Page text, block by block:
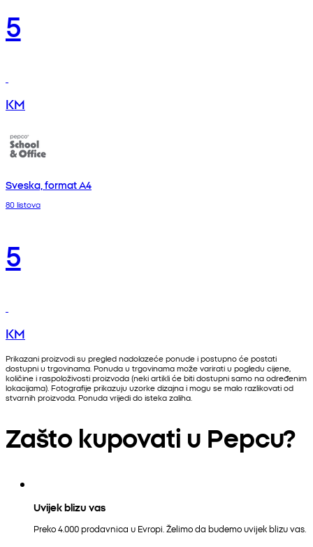
5
KM
Sveska, format A4
80 listova
5
KM
Prikazani proizvodi su pregled nadolazeće ponude i postupno će postati
dostupni u trgovinama. Ponuda u trgovinama može varirati u pogledu cijene,
količine i raspoloživosti proizvoda (neki artikli će biti dostupni samo na određenim
lokacijama). Fotografije prikazuju uzorke dizajna i mogu se malo razlikovati od
stvarnih proizvoda. Ponuda vrijedi do isteka zaliha.
Zašto kupovati u Pepcu?
Uvijek blizu vas
Preko 4.000 prodavnica u Evropi. Želimo da budemo uvijek blizu vas.